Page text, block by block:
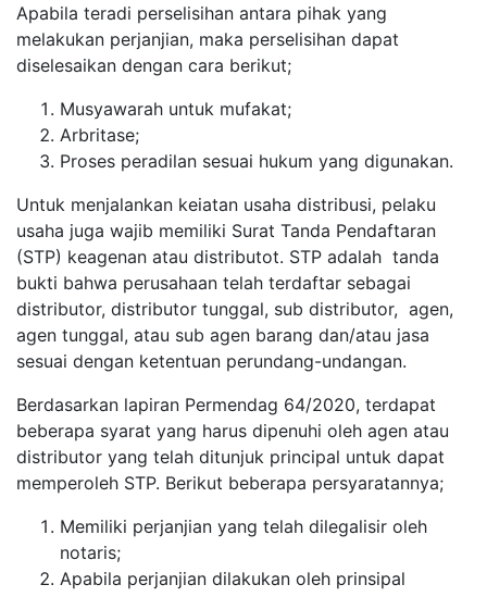
Apabila teradi perselisihan antara pihak yang
melakukan perjanjian, maka perselisihan dapat
diselesaikan dengan cara berikut;
Musyawarah untuk mufakat;
Arbritase;
Proses peradilan sesuai hukum yang digunakan.
Untuk menjalankan keiatan usaha distribusi, pelaku
usaha juga wajib memiliki Surat Tanda Pendaftaran
(STP) keagenan atau distributot. STP adalah tanda
bukti bahwa perusahaan telah terdaftar sebagai
distributor, distributor tunggal, sub distributor, agen,
agen tunggal, atau sub agen barang dan/atau jasa
sesuai dengan ketentuan perundang-undangan.
Berdasarkan lapiran Permendag 64/2020, terdapat
beberapa syarat yang harus dipenuhi oleh agen atau
distributor yang telah ditunjuk principal untuk dapat
memperoleh STP. Berikut beberapa persyaratannya;
Memiliki perjanjian yang telah dilegalisir oleh
notaris;
Apabila perjanjian dilakukan oleh prinsipal